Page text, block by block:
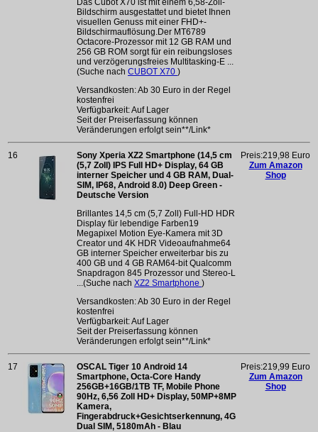
Das Cubot X70 ist mit einem 6,58-Zoll-
Bildschirm ausgestattet und bietet Ihnen
visuellen Genuss mit einer FHD+-
Bildschirmauflösung.Der MT6789
Octacore-Prozessor mit 12 GB RAM und
256 GB ROM sorgt für ein reibungsloses
und verzögerungsfreies Multitasking-E ...
(Suche nach CUBOT X70 )
Versandkosten: Ab 30 Euro in der Regel
kostenfrei
Verfügbarkeit: Auf Lager
Seit der Preiserfassung können
Veränderungen erfolgt sein**/Link*
16
Sony Xperia XZ2 Smartphone (14,5 cm
(5,7 Zoll) IPS Full HD+ Display, 64 GB
interner Speicher und 4 GB RAM, Dual-
SIM, IP68, Android 8.0) Deep Green -
Deutsche Version
Brillantes 14,5 cm (5,7 Zoll) Full-HD HDR
Display für lebendige Farben19
Megapixel Motion Eye-Kamera mit 3D
Creator und 4K HDR Videoaufnahme64
GB interner Speicher erweiterbar bis zu
400 GB und 4 GB RAM64-bit Qualcomm
Snapdragon 845 Prozessor und Stereo-L
...(Suche nach XZ2 Smartphone )
Versandkosten: Ab 30 Euro in der Regel
kostenfrei
Verfügbarkeit: Auf Lager
Seit der Preiserfassung können
Veränderungen erfolgt sein**/Link*
Preis:219,98 Euro
Zum Amazon
Shop
17
OSCAL Tiger 10 Android 14
Smartphone, Octa-Core Handy
256GB+16GB/1TB TF, Mobile Phone
90Hz, 6,56 Zoll HD+ Display, 50MP+8MP
Kamera,
Fingerabdruck+Gesichtserkennung, 4G
Dual SIM, 5180mAh - Blau
Preis:219,99 Euro
Zum Amazon
Shop